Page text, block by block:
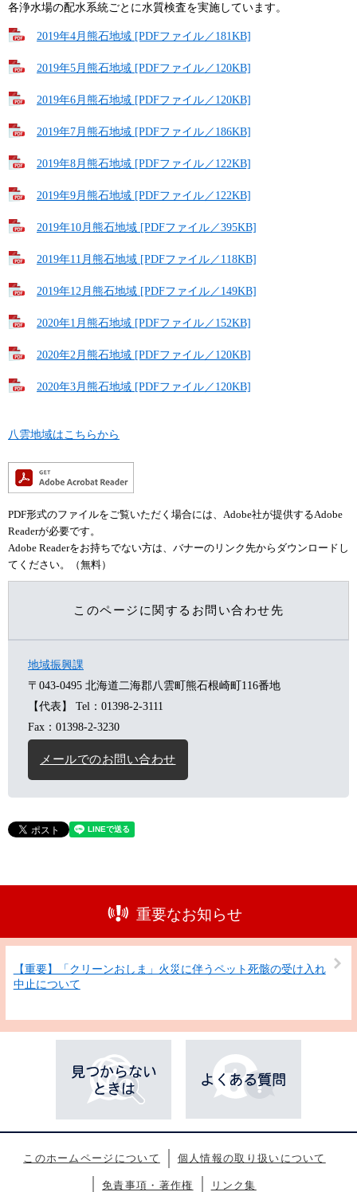
各浄水場の配水系統ごとに水質検査を実施しています。
2019年4月熊石地域 [PDFファイル／181KB]
2019年5月熊石地域 [PDFファイル／120KB]
2019年6月熊石地域 [PDFファイル／120KB]
2019年7月熊石地域 [PDFファイル／186KB]
2019年8月熊石地域 [PDFファイル／122KB]
2019年9月熊石地域 [PDFファイル／122KB]
2019年10月熊石地域 [PDFファイル／395KB]
2019年11月熊石地域 [PDFファイル／118KB]
2019年12月熊石地域 [PDFファイル／149KB]
2020年1月熊石地域 [PDFファイル／152KB]
2020年2月熊石地域 [PDFファイル／120KB]
2020年3月熊石地域 [PDFファイル／120KB]
八雲地域はこちらから
PDF形式のファイルをご覧いただく場合には、Adobe社が提供するAdobe
Readerが必要です。
Adobe Readerをお持ちでない方は、バナーのリンク先からダウンロードし
てください。（無料）
このページに関するお問い合わせ先
地域振興課
〒043-0495 北海道二海郡八雲町熊石根崎町116番地
【代表】
Tel：01398-2-3111
Fax：01398-2-3230
メールでのお問い合わせ
重要なお知らせ
【重要】「クリーンおしま」火災に伴うペット死骸の受け入れ
中止について
このホームページについて 個人情報の取り扱いについて
免責事項・著作権 リンク集